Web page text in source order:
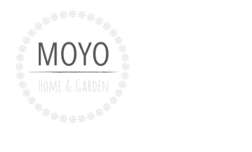
Hauptinhalt springen
Zur Suche springen
Zur Hauptnavigation springen